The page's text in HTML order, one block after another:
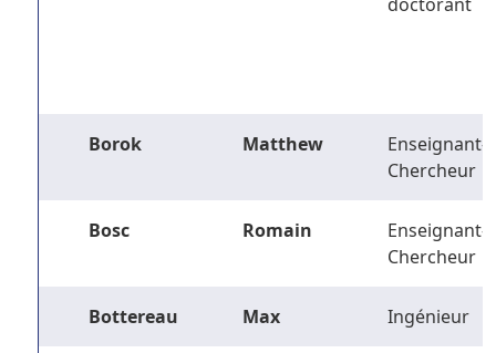
doctorant
Borok Matthew
Enseignant-
Chercheur
Bosc Romain
Enseignant-
Chercheur
Bottereau Max Ingénieur